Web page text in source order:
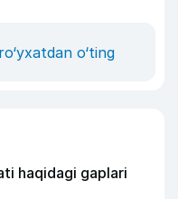
ro‘yxatdan o‘ting
haqidagi gaplari